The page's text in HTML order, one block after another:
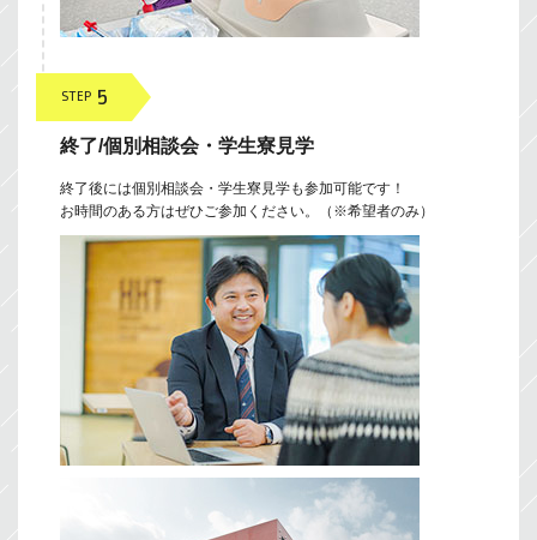
STEP 5
終了/個別相談会・学生寮見学
終了後には個別相談会・学生寮見学も参加可能です！
お時間のある方はぜひご参加ください。（※希望者のみ）